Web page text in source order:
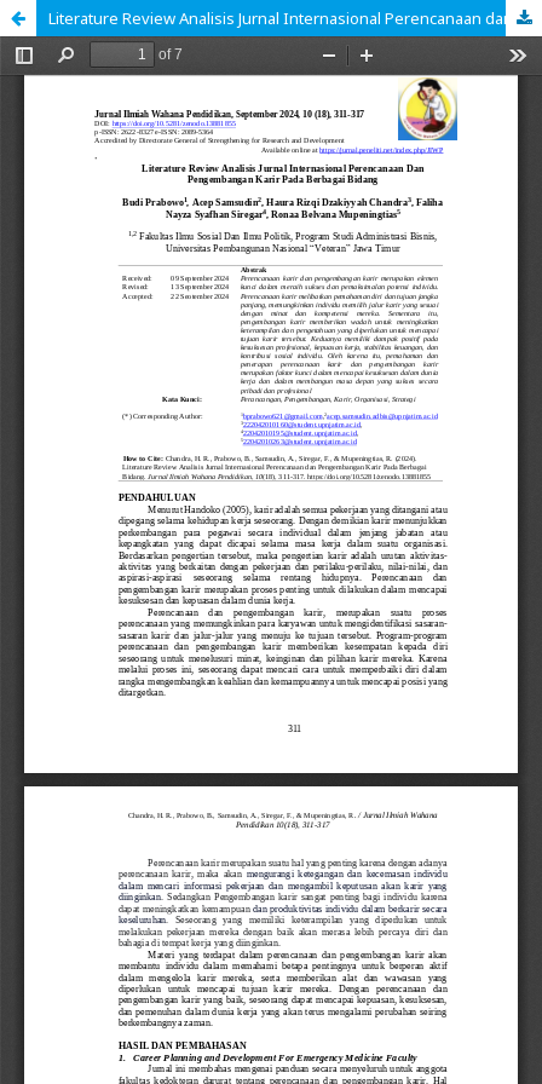
Literature Review Analisis Jurnal Internasional Perencanaan dan Pengembangan Karir Pada Berbagai Bidang